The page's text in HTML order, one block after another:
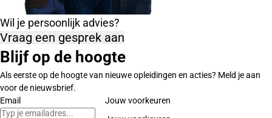
Wil je persoonlijk advies?
Vraag een gesprek aan
Blijf op de hoogte
Als eerste op de hoogte van nieuwe opleidingen en acties? Meld je aan
voor de nieuwsbrief.
Email
Jouw voorkeuren